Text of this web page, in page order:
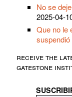
No se
2025-04-
Que no le
receive the
gatestone